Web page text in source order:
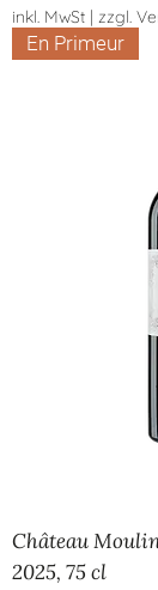
inkl. MwSt | zzgl.
En Primeur
Château
2025, 75 cl